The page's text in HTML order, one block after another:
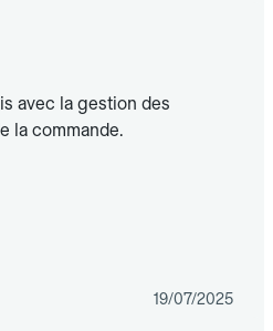
avec la gestion des
la commande.
19/07/2025